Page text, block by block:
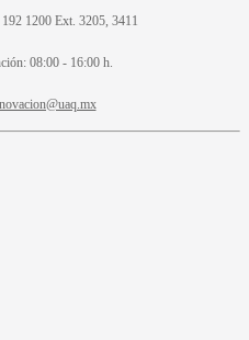
1200 Ext. 3205, 3411
08:00 - 16:00 h.